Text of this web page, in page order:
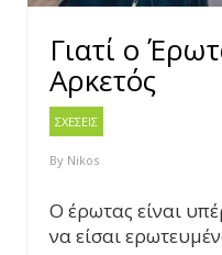
Γιατί ο
Aρκετός
ΣΧΕΣΕΙΣ
By Nikos
Ο έρωτας είναι
να είσαι